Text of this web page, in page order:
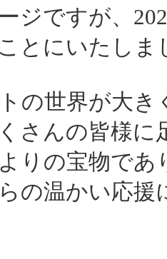
ジですが、
とにいたしま
の世界が大
さんの皆様
りの宝物で
の温かい応